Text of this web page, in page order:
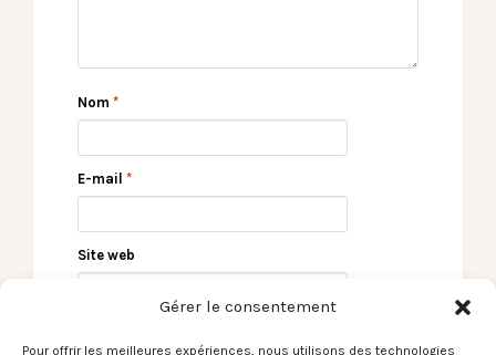
Gérer le consentement
Pour offrir les meilleures expériences, nous utilisons des technologies
Nom *
E-mail *
Site web